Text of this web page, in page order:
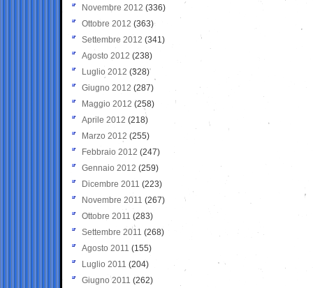
Novembre 2012 (336)
Ottobre 2012 (363)
Settembre 2012 (341)
Agosto 2012 (238)
Luglio 2012 (328)
Giugno 2012 (287)
Maggio 2012 (258)
Aprile 2012 (218)
Marzo 2012 (255)
Febbraio 2012 (247)
Gennaio 2012 (259)
Dicembre 2011 (223)
Novembre 2011 (267)
Ottobre 2011 (283)
Settembre 2011 (268)
Agosto 2011 (155)
Luglio 2011 (204)
Giugno 2011 (262)